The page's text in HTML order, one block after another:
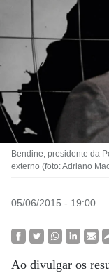
Bendine, presidente da
externo (foto: Adriano
05/06/2015 - 19:00
Ao divulgar os